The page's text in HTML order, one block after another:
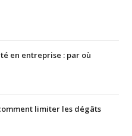
en entreprise : par où
limiter les dégâts